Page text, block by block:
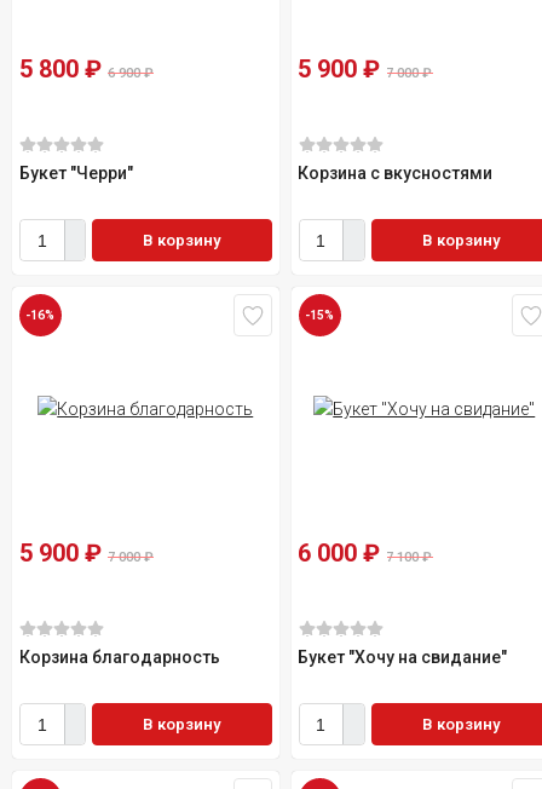
5 800 ₽ 6 900₽
Букет "Черри"
В корзину
5 900₽ 7 000₽
Корзина с вкусностями
В корзину
-16%
5 900 ₽ 7 000₽
Корзина благодарность
В корзину
-15%
6 000₽ 7 100₽
Букет "Хочу на свидание"
В корзину